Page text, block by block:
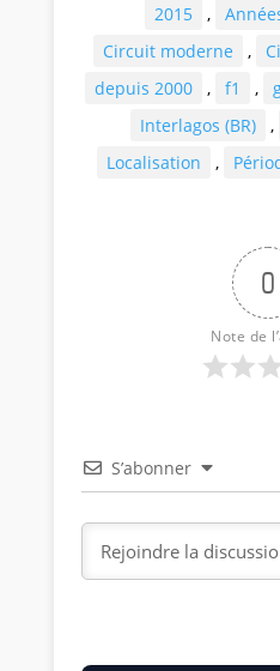
2015 ,
Circuit moderne
,
depuis 2000
, f1 ,
Interlagos (BR)
,
Localisation
,
0
Note de
S’abonner